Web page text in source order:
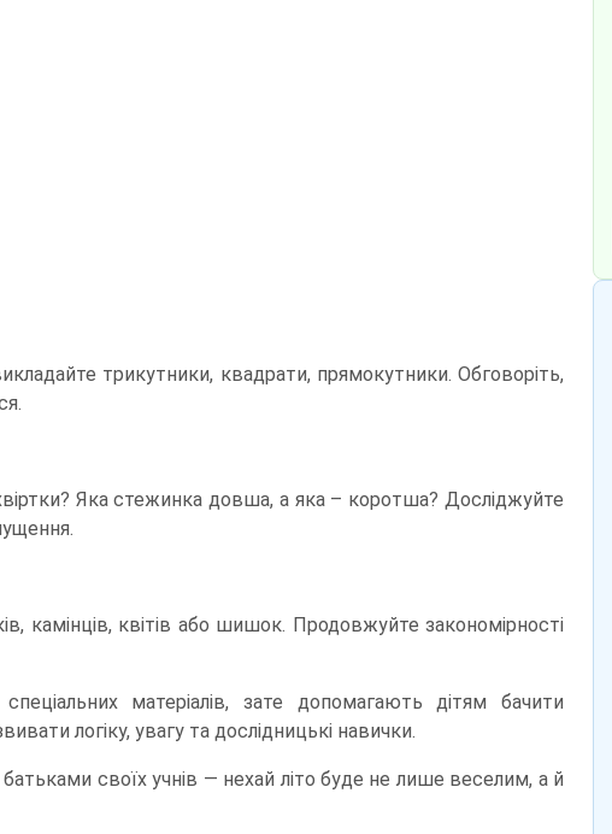
трикутники, квадрати, прямокутники. Обговоріть,
Яка стежинка довша, а яка – коротша? Досліджуйте
камінців, квітів або шишок. Продовжуйте закономірності
матеріалів, зате допомагають дітям бачити
логіку, увагу та дослідницькі навички.
батьками своїх учнів — нехай літо буде не лише веселим, а й